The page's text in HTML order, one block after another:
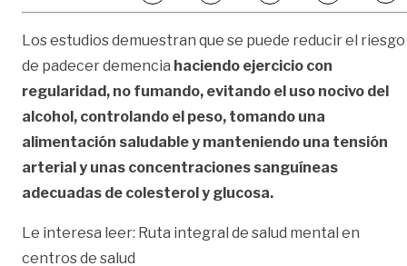
Los estudios demuestran que se puede reducir el riesgo
de padecer demencia haciendo ejercicio con
regularidad, no fumando, evitando el uso nocivo del
alcohol, controlando el peso, tomando una
alimentación saludable y manteniendo una tensión
arterial y unas concentraciones sanguíneas
adecuadas de colesterol y glucosa.
Le interesa leer: Ruta integral de salud mental en
centros de salud